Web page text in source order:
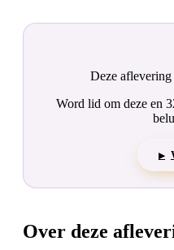
Deze
Word lid om deze en
▶
Over deze